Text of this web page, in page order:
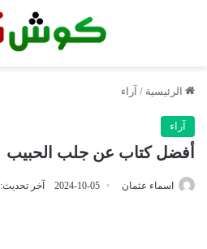
الرئيسية / آراء
آراء
أفضل كتاب عن جلب الحبيب
اسماء عثمان 2024-10-05 آخر تحديث: 2024-10-05